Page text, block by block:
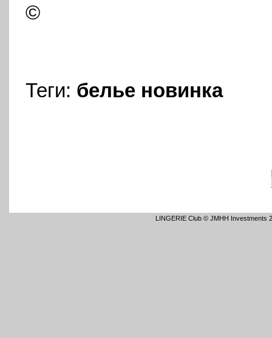
©
Теги: белье новинка
LINGERIE Club © JMHH Investments